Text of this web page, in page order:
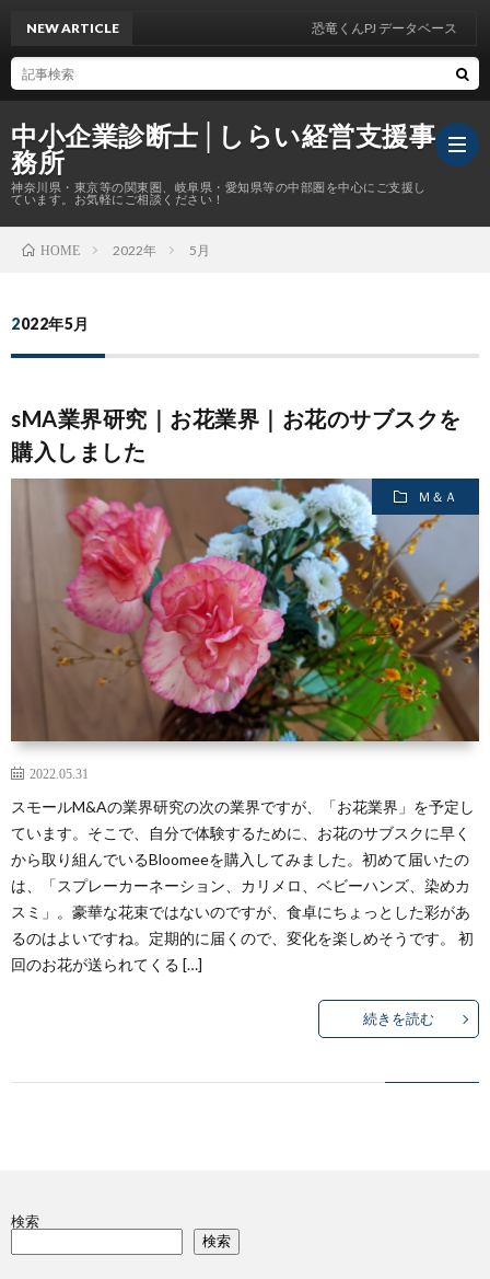
中小企業診断士│しらい経営支援事
務所
神奈川県・東京等の関東圏、岐阜県・愛知県等の中部圏を中心にご支援し
ています。お気軽にご相談ください！
実
の
績
実
金
請
支
援
の
績
演
実
績
NEW ARTICLE 恐竜くんPJ データベース
HOME 2022年 5月
2022年5月
sMA業界研究｜お花業界｜お花のサブスクを
購入しました
Ｍ＆Ａ
2022.05.31
スモールM&Aの業界研究の次の業界ですが、「お花業界」を予定し
ています。そこで、自分で体験するために、お花のサブスクに早く
から取り組んでいるBloomeeを購入してみました。初めて届いたの
は、「スプレーカーネーション、カリメロ、ベビーハンズ、染めカ
スミ」。豪華な花束ではないのですが、食卓にちょっとした彩があ
るのはよいですね。定期的に届くので、変化を楽しめそうです。 初
回のお花が送られてくる […]
続きを読む
検索
検索